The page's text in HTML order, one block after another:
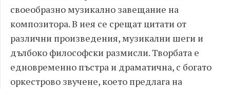
своеобразно музикално завещание на
композитора. В нея се срещат цитати от
различни произведения, музикални шеги и
дълбоко философски размисли. Творбата е
едновременно пъстра и драматична, с богато
оркестрово звучене, което предлага на